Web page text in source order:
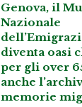
Genova, il
Nazionale
diventa oasi
per gli over
anche
memorie